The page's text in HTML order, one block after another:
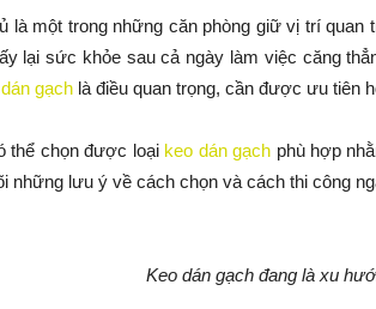
là một trong những căn phòng giữ vị trí
lại sức khỏe sau cả ngày làm việc căng
gạch là điều quan trọng, cần được ưu tiên
thể chọn được loại keo dán gạch phù hợp
những lưu ý về cách chọn và cách thi công
Keo dán gạch đang là xu